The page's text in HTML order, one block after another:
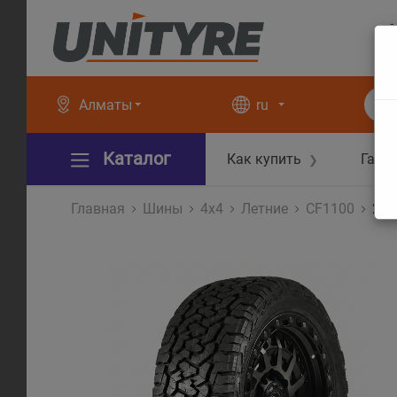
Алматы ru
Каталог Как купить ❯
Главная Шины 4x4 Летние CF1100